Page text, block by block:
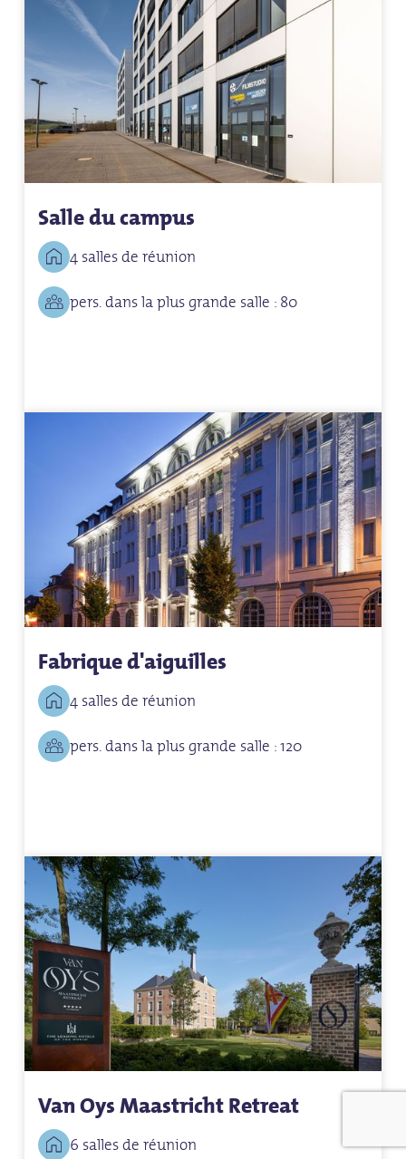
Salle du campus
4 salles de réunion
pers. dans la plus grande salle : 80
Fabrique d'aiguilles
4 salles de réunion
pers. dans la plus grande salle : 120
Van Oys Maastricht Retreat
6 salles de réunion